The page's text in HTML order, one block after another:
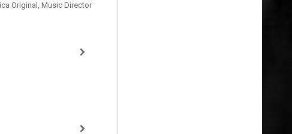
Original, Music Director